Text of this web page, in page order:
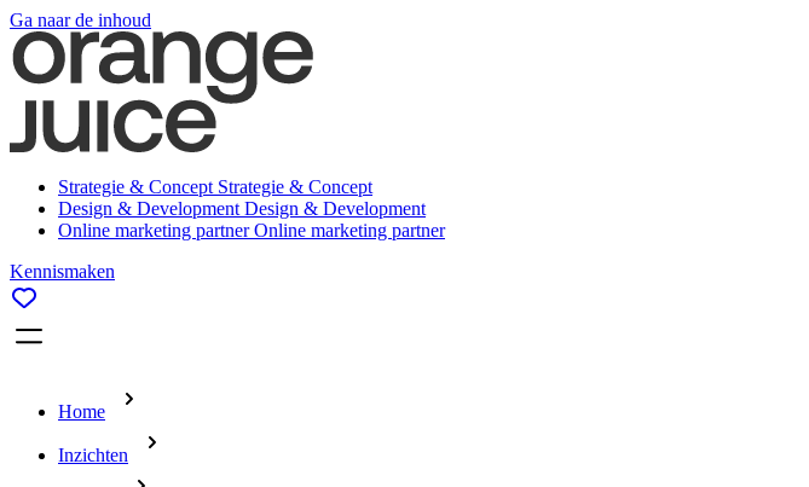
Ga naar de inhoud
Strategie & Concept Strategie & Concept
Design & Development Design & Development
Online marketing partnerOnline marketing partner
Kennismaken
Home
Inzichten